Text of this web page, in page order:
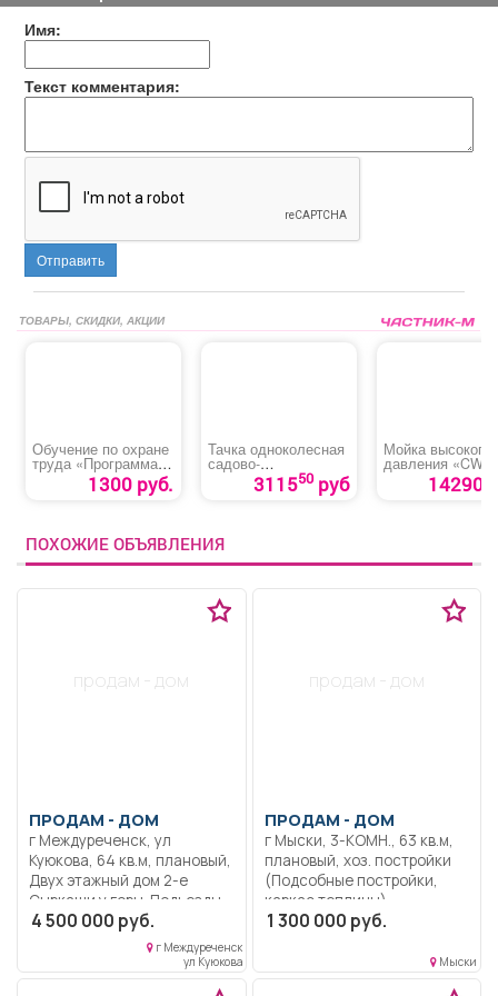
Имя:
Текст комментария:
Отправить
ТОВАРЫ, СКИДКИ, АКЦИИ
Обучение по охране
труда «Программа
В» 1300 руб.
Тачка одноколесная
садово-
строительная
«Palisad»311550руб
Мойка высокого
давления «CW-
2501EI CARVER»
14290
ПОХОЖИЕ ОБЪЯВЛЕНИЯ
продам - дом
ПРОДАМ - ДОМ
г Междуреченск, ул
Куюкова, 64 кв.м, плановый,
Двух этажный дом 2-е
Сыркаши у горы. Подьезды
чистят круглогодично. Дом
построен 2013 году,
фундамент стены панель
4 500 000 руб.
г Междуреченск
ул Куюкова
продам - дом
ПРОДАМ - ДОМ
г Мыски, 3-КОМН., 63 кв.м,
плановый, хоз. постройки
(Подсобные постройки,
каркас теплицы),
насаждения (Вишня),
профлист, окна
1 300 000 руб.
Мыски